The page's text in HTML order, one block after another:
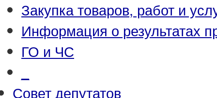
Закупка товаров, работ и
Информация о результатах
ГО и ЧС
Совет депутатов